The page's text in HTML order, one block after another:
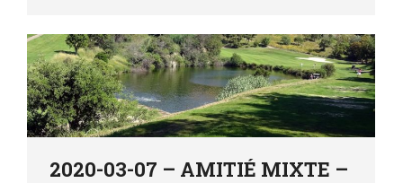
2020-03-07 – AMITIÉ MIXTE –